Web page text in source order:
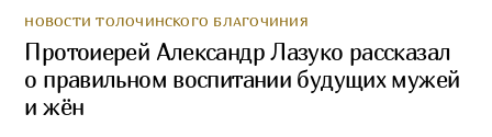
НОВОСТИ ТОЛОЧИНСКОГО БЛАГОЧИНИЯ
Протоиерей Александр Лазуко рассказал
о правильном воспитании будущих мужей
и жён